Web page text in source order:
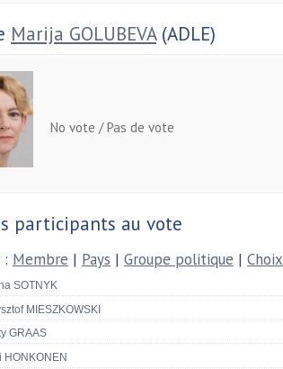
Marija GOLUBEVA(ADLE)
No vote / Pas de vote
participants au vote
Membre | Pays | Groupe politique | Choix
SOTNYK
MIESZKOWSKI
GRAAS
HONKONEN